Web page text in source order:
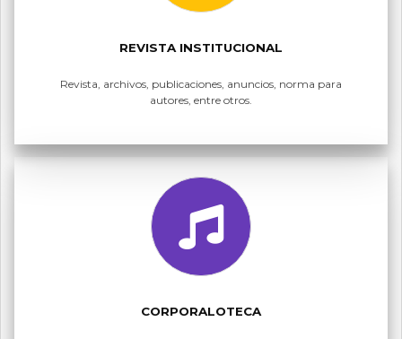
REVISTA INSTITUCIONAL
Revista, archivos, publicaciones, anuncios, norma para
autores, entre otros.
CORPORALOTECA